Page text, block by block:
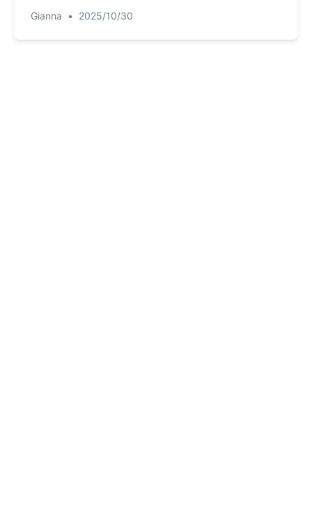
으로써 지루한 수동 데이터 입력을 영원히 종료시킵니
다.
Gianna • 2025/10/30